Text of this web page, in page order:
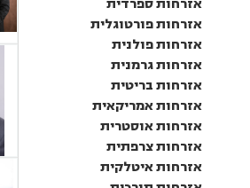
אזרחות פורטוגלית
אזרחות פולנית
אזרחות גרמנית
אזרחות בריטית
אזרחות אמריקאית
אזרחות אוסטרית
אזרחות צרפתית
אזרחות איטלקית